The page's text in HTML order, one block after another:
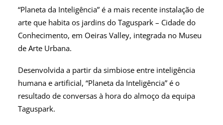
“Planeta da Inteligência” é a mais recente instalação de
arte que habita os jardins do Taguspark – Cidade do
Conhecimento, em Oeiras Valley, integrada no Museu
de Arte Urbana.
Desenvolvida a partir da simbiose entre inteligência
humana e artificial, “Planeta da Inteligência” é o
resultado de conversas à hora do almoço da equipa
Taguspark.